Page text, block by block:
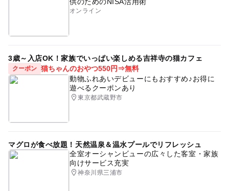
オンライン
3歳～入店OK！家族でいっぱい楽しめる吉祥寺の猫カフェ
クーポン 猫ちゃんのおやつ550円⇒無料
動物ふれあいデビューにもおすすめ♪お得に
遊べるクーポンあり
東京都武蔵野市
マグロが食べ放題！天然温泉＆温水プールでリフレッシュ
全室オーシャンビューの広々した客室・家族
向けサービス充実
神奈川県三浦市